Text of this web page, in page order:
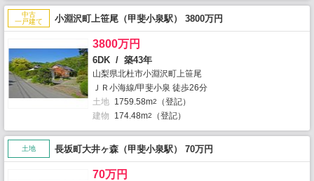
中古
一戸建て
小淵沢町上笹尾（甲斐小泉駅） 3800万円
3800万円
6DK / 築43年
山梨県北杜市小淵沢町上笹尾
ＪＲ小海線/甲斐小泉 徒歩26分
土地 1759.58m2
（登記）
建物
174.48m2 （登記）
土地 長坂町大井ヶ森（甲斐小泉駅） 70万円
70万円